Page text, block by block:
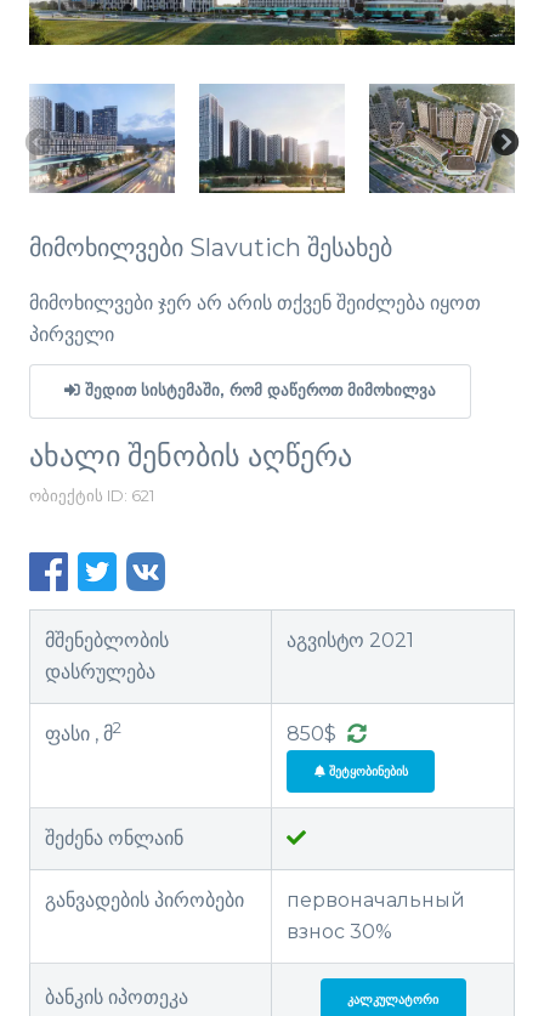
მიმოხილვები Slavutich შესახებ
მიმოხილვები ჯერ არ არის თქვენ შეიძლება იყოთ
პირველი
ᲨᲔᲓᲘᲗ ᲡᲘᲡᲢᲔᲛᲐᲨᲘ, ᲠᲝᲛ ᲓᲐᲬᲔᲠᲝᲗ ᲛᲘᲛᲝᲮᲘᲚᲕᲐ
ახალი შენობის აღწერა
ობიექტის ID: 621
მშენებლობის
დასრულება
აგვისტო 2021
ფასი , მ2 850$
ᲨᲔᲢᲧᲝᲑᲘᲜᲔᲑᲘᲡ
შეძენა ონლაინ
განვადების პირობები
первоначальный
взнос 30%
ბანკის იპოთეკა ᲙᲐᲚᲙᲣᲚᲐᲢᲝᲠᲘ